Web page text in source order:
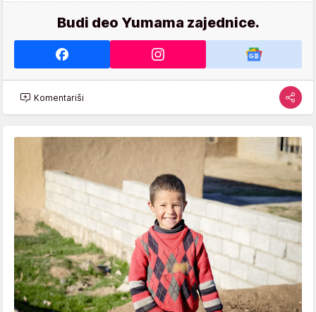
Budi deo Yumama zajednice.
Komentariši